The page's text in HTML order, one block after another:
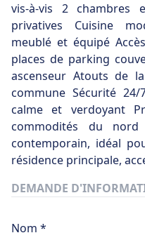
vis-à-vis 2 chambres
privatives Cuisine
meublé et équipé
places de parking
ascenseur Atouts de
commune Sécurité 24/
calme et verdoyant
commodités du
contemporain, idéal
résidence principale,
DEMANDE
Nom *